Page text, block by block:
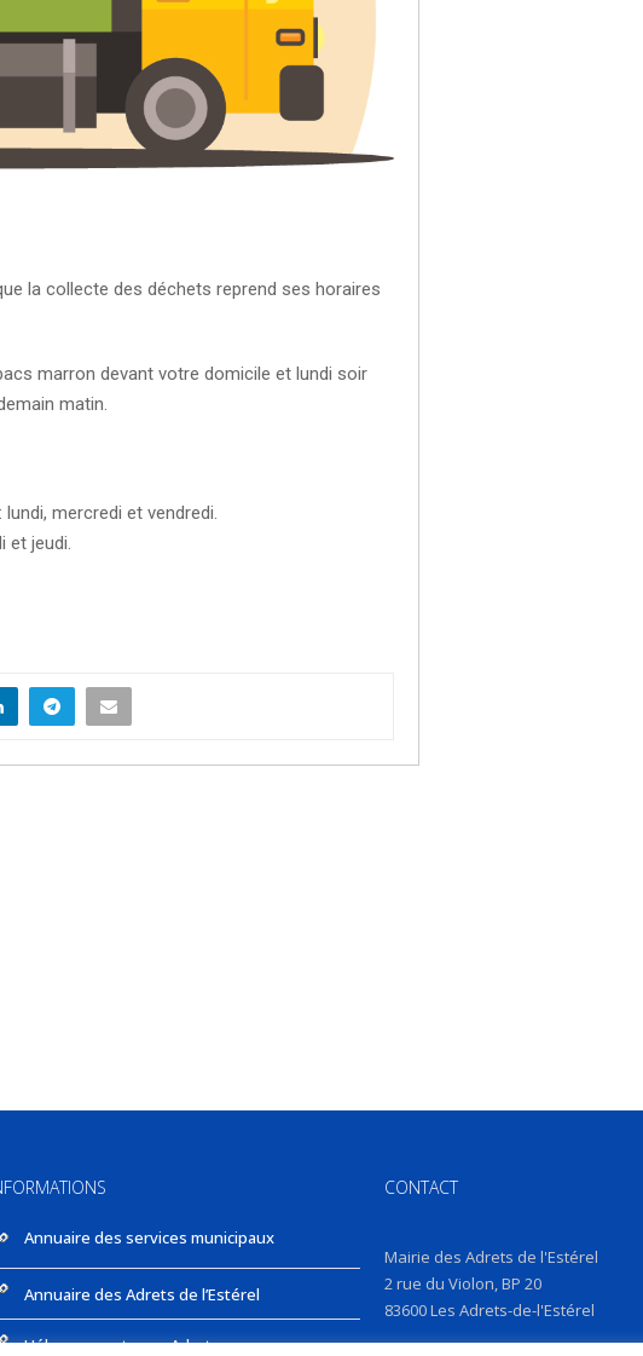
la collecte des déchets reprend ses horaires
marron devant votre domicile et lundi soir
matin.
mercredi et vendredi.
et jeudi.
Annuaire des services municipaux
Annuaire des Adrets de l’Estérel
Hébergements aux Adrets
CONTACT
Mairie des Adrets de l'Estérel
2 rue du Violon, BP 20
83600 Les Adrets-de-l'Estérel